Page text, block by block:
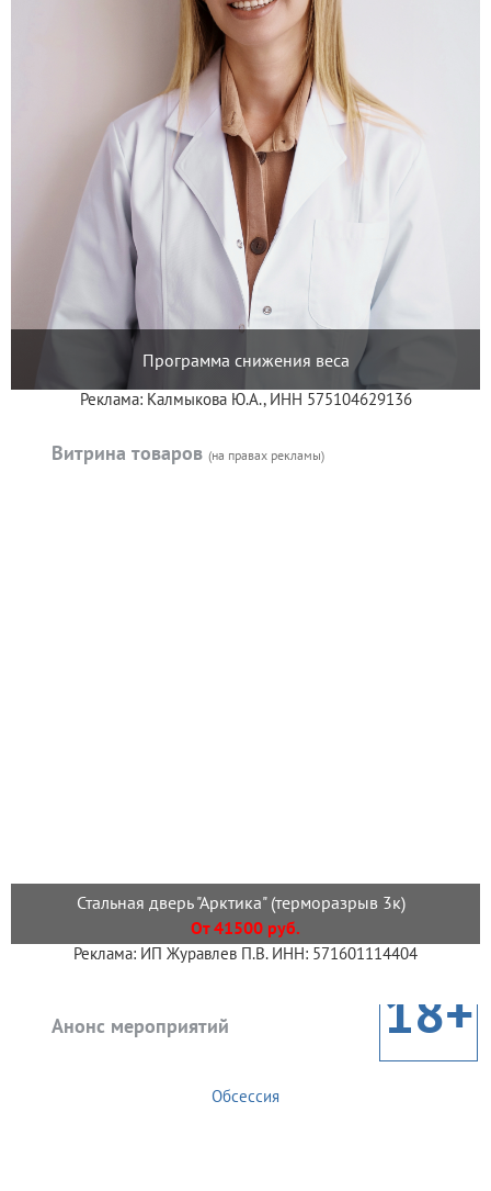
Программа снижения веса
Реклама: Калмыкова Ю.А., ИНН 575104629136
Витрина товаров (на правах рекламы)
Стальная дверь "Арктика" (терморазрыв 3к)
От 41500 руб.
Реклама: ИП Журавлев П.В. ИНН: 571601114404
Анонс мероприятий 18+
Обсессия